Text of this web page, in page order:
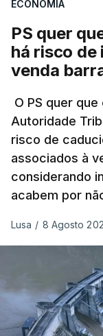
Não há prazos
avaliação à
Do início da
título pessoal,
pelo mesmo
obras na Polícia
em que até do
inquéritos e
frente da
praticamente
ARTIGOS
ECONOMIA
PS quer
há risco de
venda
O PS quer
Autoridade
risco de
associados à
considerando
acabem por
Lusa / 8 Agosto